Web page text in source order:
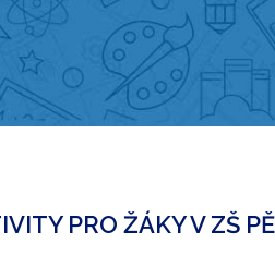
AKCE ŠKOLY
PRO ŽÁKY V ZŠ